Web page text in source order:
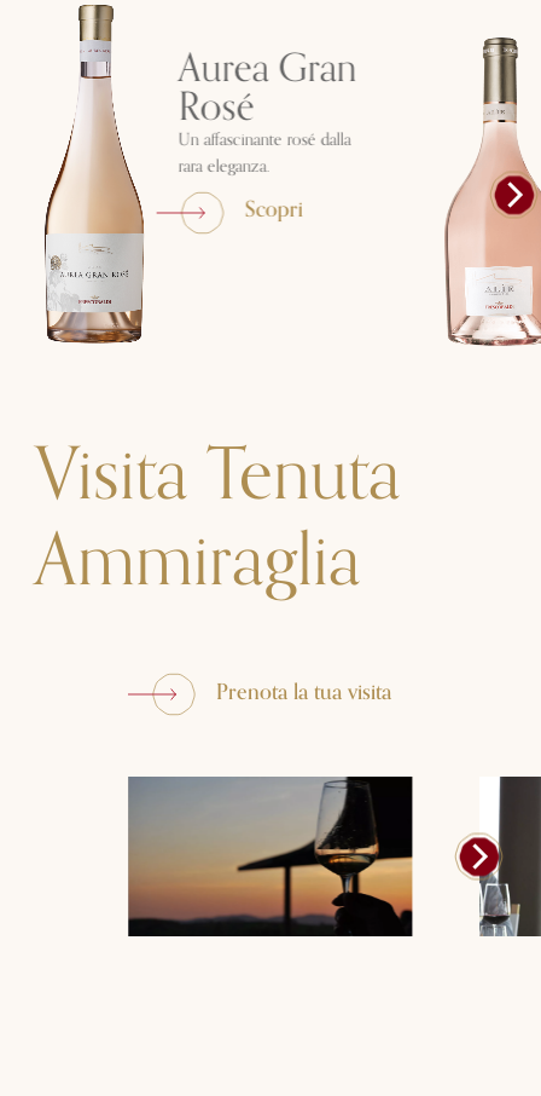
Aurea Gran
Rosé
Un affascinante rosé dalla
rara eleganza.
Scopri
Visita Tenuta
Ammiraglia
Prenota la tua visita